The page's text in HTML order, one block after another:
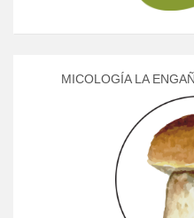
MICOLOGÍA LA